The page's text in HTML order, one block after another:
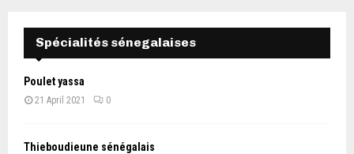
Spécialités sénegalaises
Poulet yassa
21 April 2021 0
Thieboudieune sénégalais